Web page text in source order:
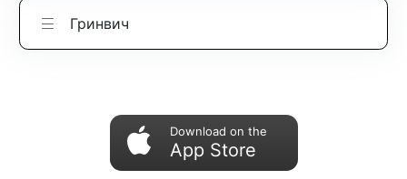
Гринвич
Download on the
App Store